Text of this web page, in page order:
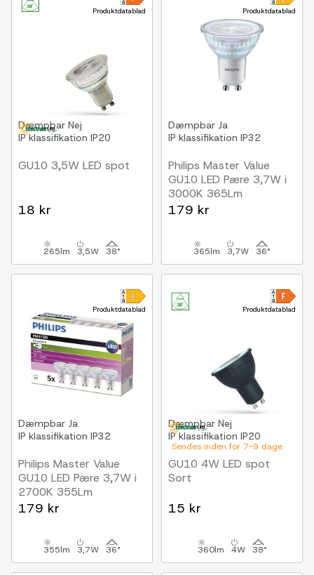
Produktdatablad
Dæmpbar Nej
IP klassifikation IP20
GU10 3,5W LED spot
18 kr
265lm 3,5W 38°
Produktdatablad
Dæmpbar Ja
IP klassifikation IP32
Philips Master Value
GU10 LED Pære 3,7W i
3000K 365Lm
Dæmpbar
179 kr
365lm 3,7W 36°
Produktdatablad
Dæmpbar Ja
IP klassifikation IP32
Philips Master Value
GU10 LED Pære 3,7W i
2700K 355Lm
Dæmpbar
179 kr
355lm 3,7W 36°
Produktdatablad
Sendes inden for 7-9 dage
Dæmpbar Nej
IP klassifikation IP20
GU10 4W LED spot
Sort
15 kr
360lm 4W 38°